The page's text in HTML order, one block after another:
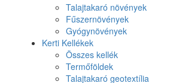
Talajtakaró növények
Fűszernövények
Gyógynövények
Kerti Kellékek
Összes kellék
Termőföldek
Talajtakaró geotextília